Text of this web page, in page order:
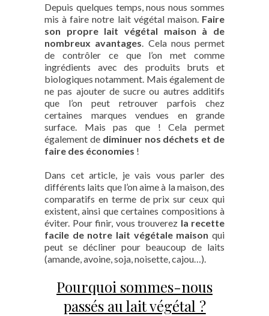
Depuis quelques temps, nous nous sommes
mis à faire notre lait végétal maison. Faire
son propre lait végétal maison à de
nombreux avantages . Cela nous permet
de contrôler ce que l’on met comme
ingrédients avec des produits bruts et
biologiques notamment. Mais également de
ne pas ajouter de sucre ou autres additifs
que l’on peut retrouver parfois chez
certaines marques vendues en grande
surface. Mais pas que ! Cela permet
également de diminuer nos déchets et de
faire des économies !
Dans cet article, je vais vous parler des
différents laits que l’on aime à la maison, des
comparatifs en terme de prix sur ceux qui
existent, ainsi que certaines compositions à
éviter. Pour finir, vous trouverez la recette
facile de notre lait végétale maison qui
peut se décliner pour beaucoup de laits
(amande, avoine, soja, noisette, cajou…).
Pourquoi sommes-nous
passés au lait végétal ?